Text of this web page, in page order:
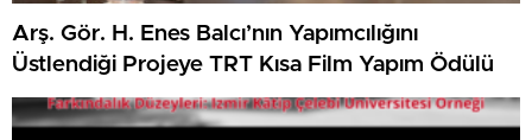
Arş. Gör. H. Enes Balcı’nın Yapımcılığını
Üstlendiği Projeye TRT Kısa Film Yapım Ödülü